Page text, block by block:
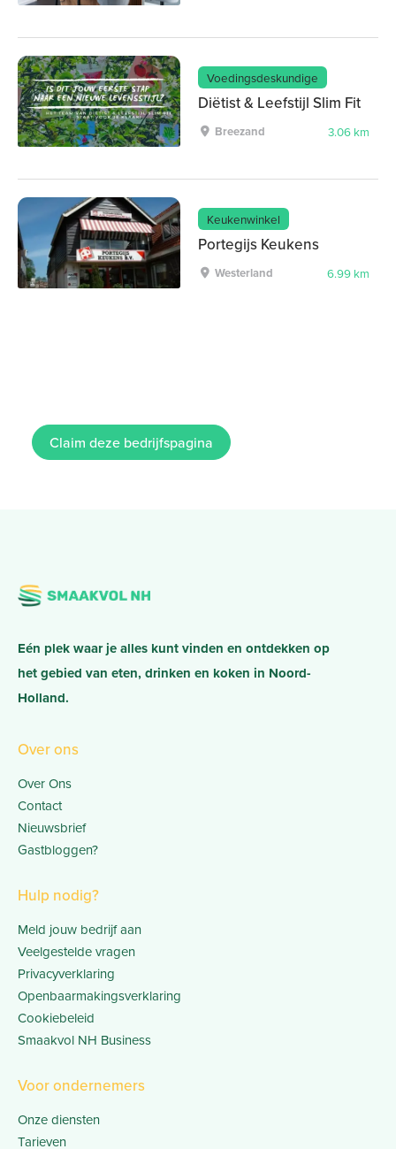
Voedingsdeskundige
Diëtist & Leefstijl Slim Fit
Breezand 3.06 km
Keukenwinkel
Portegijs Keukens
Westerland 6.99 km
Claim deze bedrijfspagina
Eén plek waar je alles kunt vinden en ontdekken op
het gebied van eten, drinken en koken in Noord-
Holland.
Over ons
Over Ons
Contact
Nieuwsbrief
Gastbloggen?
Hulp nodig?
Meld jouw bedrijf aan
Veelgestelde vragen
Privacyverklaring
Openbaarmakingsverklaring
Cookiebeleid
Smaakvol NH Business
Voor ondernemers
Onze diensten
Tarieven